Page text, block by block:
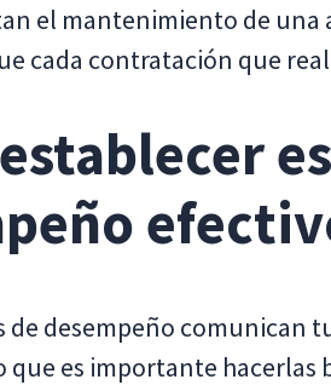
el mantenimiento de una
cada contratación que
de desempeño comunican
que es importante hacerlas